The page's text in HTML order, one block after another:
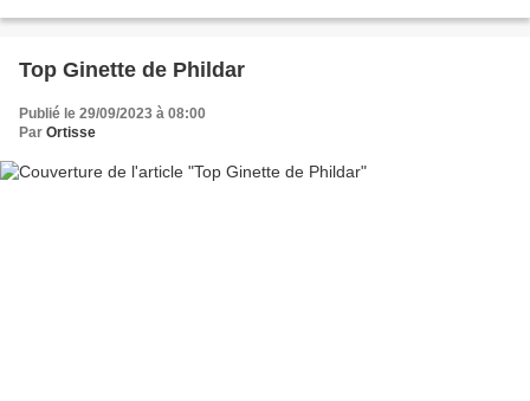
Top Ginette de Phildar
Publié le 29/09/2023 à 08:00
Par Ortisse